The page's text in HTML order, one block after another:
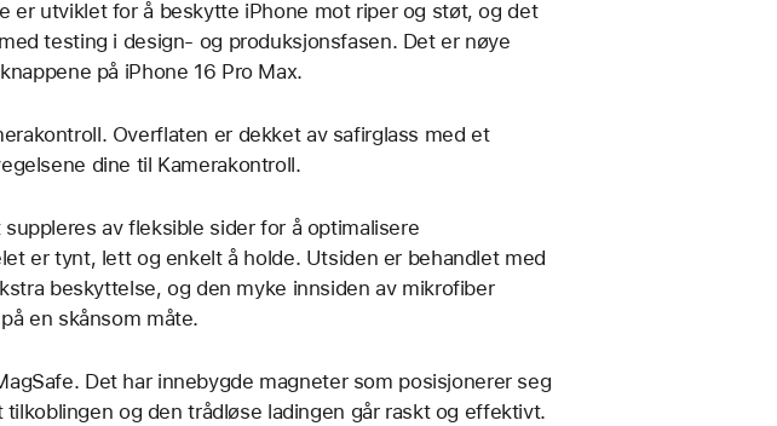
er utviklet for å beskytte iPhone mot riper og støt, og det
testing i design- og produksjonsfasen. Det er nøye
på iPhone 16 Pro Max.
Overflaten er dekket av safirglass med et
dine til Kamerakontroll.
av fleksible sider for å optimalisere
er tynt, lett og enkelt å holde. Utsiden er behandlet med
beskyttelse, og den myke innsiden av mikrofiber
en skånsom måte.
Det har innebygde magneter som posisjonerer seg
og den trådløse ladingen går raskt og effektivt.